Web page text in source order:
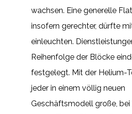
wachsen. Eine generelle
insofern gerechter, dürfte
einleuchten.
Reihenfolge der Blöcke
festgelegt. Mit der Helium-
jeder in einem völlig neuen
Geschäftsmodell große, bei